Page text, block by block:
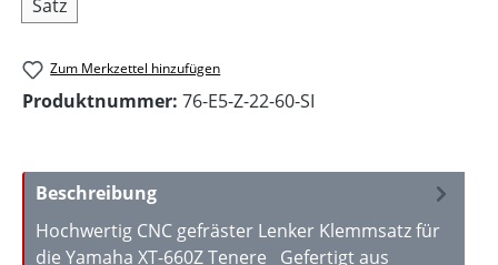
Satz
Zum Merkzettel hinzufügen
Produktnummer: 76-E5-Z-22-60-SI
Beschreibung
Hochwertig CNC gefräster Lenker Klemmsatz für
die Yamaha XT-660Z Tenere Gefertigt aus